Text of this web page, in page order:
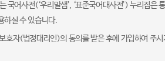
국어사전(‘우리말샘’, ‘표준국어대사전’) 누리집
하실 수 있습니다.
호자(법정대리인)의 동의를 받은 후에 가입하여 주